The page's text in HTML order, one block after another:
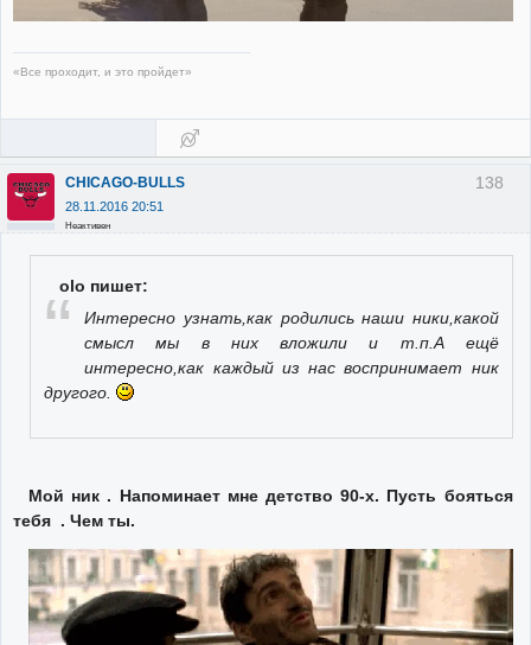
«Все проходит, и это пройдет»
138
CHICAGO-BULLS
28.11.2016 20:51
Неактивен
olo пишет:
Интересно узнать,как родились наши ники,какой
смысл мы в них вложили и т.п.А ещё
интересно,как каждый из нас воспринимает ник
другого.
Мой ник . Напоминает мне детство 90-х. Пусть бояться
тебя . Чем ты.